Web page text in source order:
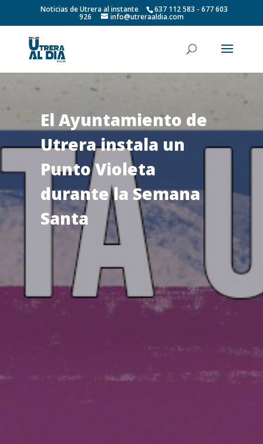
Noticias de Utrera al instante 637 112 583 - 677 603
926 info@utreraaldia.com
El Ayuntamiento de
Utrera instala un
Punto Violeta
durante la Semana
Santa